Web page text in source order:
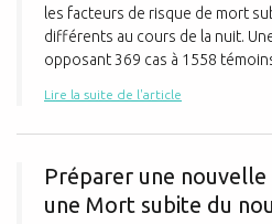
les facteurs de risque de mort
différents au cours de la nuit.
opposant 369 cas à 1558
Lire la suite de l'article
Préparer une nouvelle
une Mort subite du